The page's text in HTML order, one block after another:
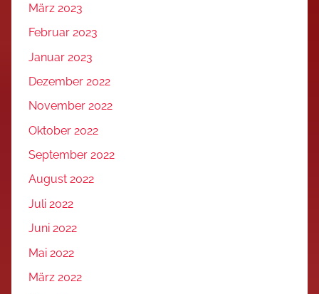
März 2023
Februar 2023
Januar 2023
Dezember 2022
November 2022
Oktober 2022
September 2022
August 2022
Juli 2022
Juni 2022
Mai 2022
März 2022